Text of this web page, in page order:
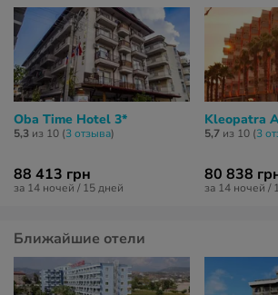
Oba Time Hotel 3*
5,3 из 10 (3 отзывa)
88 413 грн
за 14 ночей / 15 дней
Kleopatra
5,7из 10 (3
80 838
за 14 ночей /
Ближайшие отели